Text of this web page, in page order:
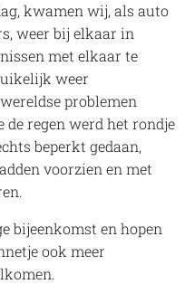
kwamen wij, als auto
weer bij elkaar in
met elkaar te
weer
problemen
de regen werd het rondje
beperkt gedaan,
voorzien en met
bijeenkomst en hopen
ook meer